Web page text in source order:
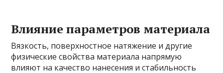
Влияние параметров материала
Вязкость, поверхностное натяжение и другие
физические свойства материала напрямую
влияют на качество нанесения и стабильность